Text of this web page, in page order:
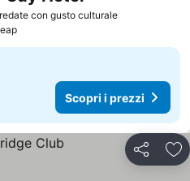
con gusto culturaleScopri i
Scopri i prezzi
Condividi